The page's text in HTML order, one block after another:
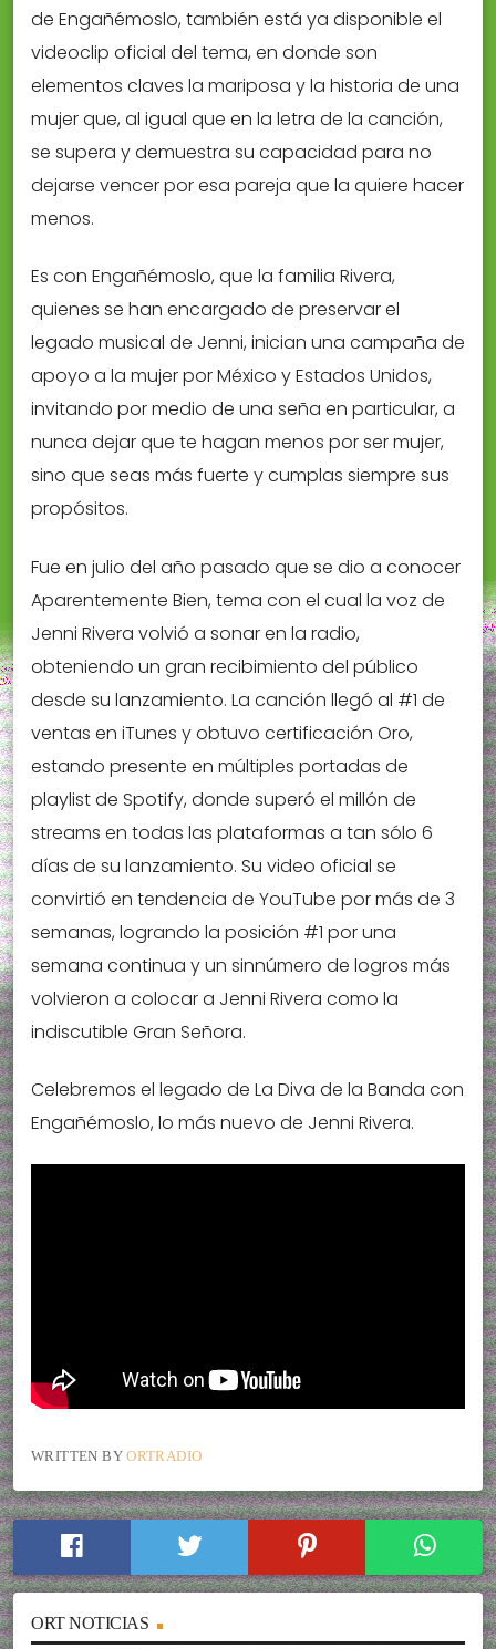
de Engañémoslo, también está ya disponible el
videoclip oficial del tema, en donde son
elementos claves la mariposa y la historia de una
mujer que, al igual que en la letra de la canción,
se supera y demuestra su capacidad para no
dejarse vencer por esa pareja que la quiere hacer
menos.
Es con Engañémoslo, que la familia Rivera,
quienes se han encargado de preservar el
legado musical de Jenni, inician una campaña de
apoyo a la mujer por México y Estados Unidos,
invitando por medio de una seña en particular, a
nunca dejar que te hagan menos por ser mujer,
sino que seas más fuerte y cumplas siempre sus
propósitos.
Fue en julio del año pasado que se dio a conocer
Aparentemente Bien, tema con el cual la voz de
Jenni Rivera volvió a sonar en la radio,
obteniendo un gran recibimiento del público
desde su lanzamiento. La canción llegó al #1 de
ventas en iTunes y obtuvo certificación Oro,
estando presente en múltiples portadas de
playlist de Spotify, donde superó el millón de
streams en todas las plataformas a tan sólo 6
días de su lanzamiento. Su video oficial se
convirtió en tendencia de YouTube por más de 3
semanas, logrando la posición #1 por una
semana continua y un sinnúmero de logros más
volvieron a colocar a Jenni Rivera como la
indiscutible Gran Señora.
Celebremos el legado de La Diva de la Banda con
Engañémoslo, lo más nuevo de Jenni Rivera.
WRITTEN BYORTRADIO
ORT NOTICIAS